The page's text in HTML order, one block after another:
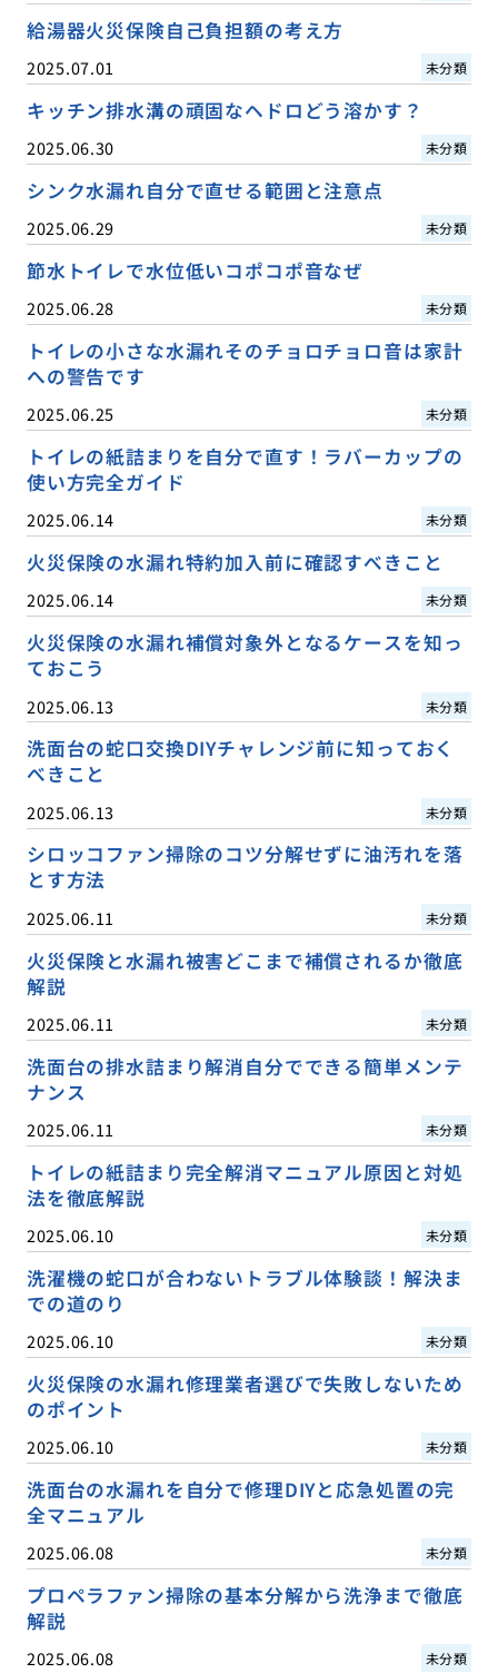
給湯器火災保険自己負担額の考え方
2025.07.01 未分類
キッチン排水溝の頑固なヘドロどう溶かす？
2025.06.30 未分類
シンク水漏れ自分で直せる範囲と注意点
2025.06.29 未分類
節水トイレで水位低いコポコポ音なぜ
2025.06.28 未分類
トイレの小さな水漏れそのチョロチョロ音は家計
への警告です
2025.06.25 未分類
トイレの紙詰まりを自分で直す！ラバーカップの
使い方完全ガイド
2025.06.14 未分類
火災保険の水漏れ特約加入前に確認すべきこと
2025.06.14 未分類
火災保険の水漏れ補償対象外となるケースを知っ
ておこう
2025.06.13 未分類
洗面台の蛇口交換DIYチャレンジ前に知っておく
べきこと
2025.06.13 未分類
シロッコファン掃除のコツ分解せずに油汚れを落
とす方法
2025.06.11 未分類
火災保険と水漏れ被害どこまで補償されるか徹底
解説
2025.06.11 未分類
洗面台の排水詰まり解消自分でできる簡単メンテ
ナンス
2025.06.11 未分類
トイレの紙詰まり完全解消マニュアル原因と対処
法を徹底解説
2025.06.10 未分類
洗濯機の蛇口が合わないトラブル体験談！解決ま
での道のり
2025.06.10 未分類
火災保険の水漏れ修理業者選びで失敗しないため
のポイント
2025.06.10 未分類
洗面台の水漏れを自分で修理DIYと応急処置の完
全マニュアル
2025.06.08 未分類
プロペラファン掃除の基本分解から洗浄まで徹底
解説
2025.06.08 未分類